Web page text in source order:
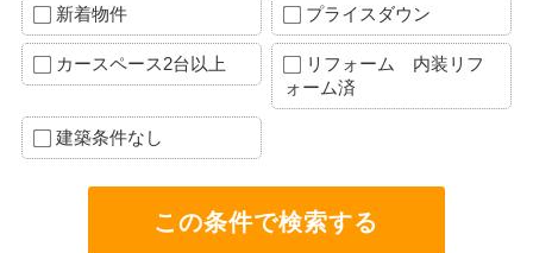
新着物件 プライスダウン
カースペース2台以上
リフォーム 内装リフ
ォーム済
建築条件なし